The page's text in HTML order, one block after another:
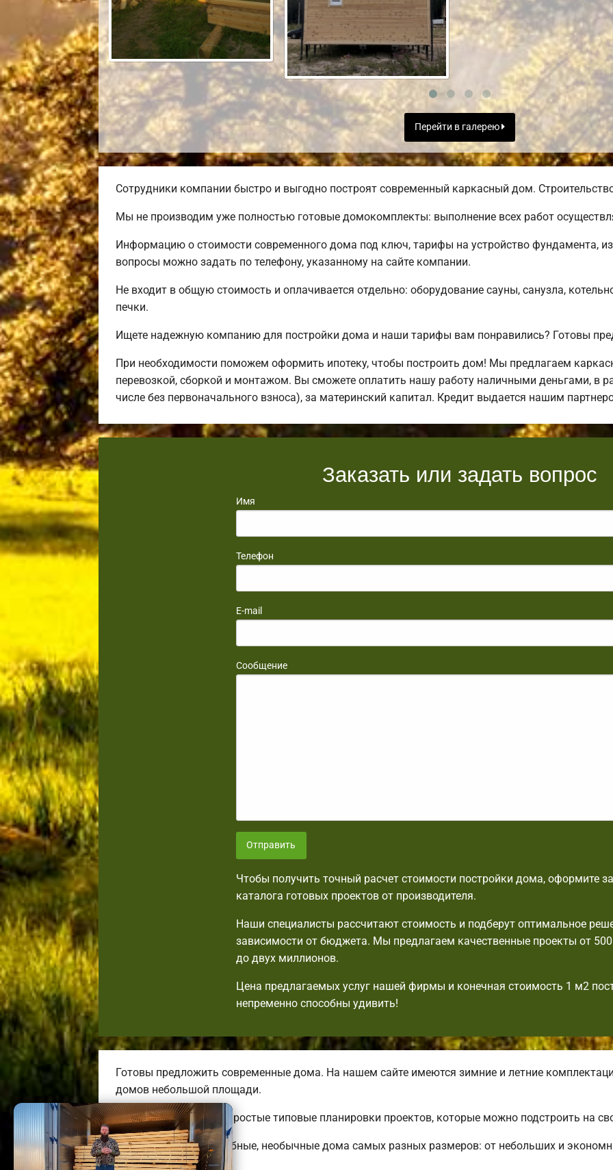
Перейти в галерею
Сотрудники компании быстро и выгодно построят современный каркасный дом.
Мы не производим уже полностью готовые домокомплекты: выполнение всех работ
Информацию о стоимости современного дома под ключ, тарифы на устройство фундамента,
вопросы можно задать по телефону, указанному на сайте компании.
Не входит в общую стоимость и оплачивается отдельно: оборудование сауны, санузла,
печки.
Ищете надежную компанию для постройки дома и наши тарифы вам понравились? Готовы
При необходимости поможем оформить ипотеку, чтобы построить дом! Мы предлагаем
перевозкой, сборкой и монтажом. Вы сможете оплатить нашу работу наличными деньгами, в
числе без первоначального взноса), за материнский капитал. Кредит выдается нашим
Заказать или задать вопрос
Имя
Телефон
E-mail
Сообщение
Отправить
Чтобы получить точный расчет стоимости постройки дома, оформите
каталога готовых проектов от производителя.
Наши специалисты рассчитают стоимость и подберут оптимальное
зависимости от бюджета. Мы предлагаем качественные проекты от
до двух миллионов.
Цена предлагаемых услуг нашей фирмы и конечная стоимость 1 м2
непременно способны удивить!
Готовы предложить современные дома. На нашем сайте имеются зимние и летние
домов небольшой площади.
Вы сможете выбрать простые типовые планировки проектов, которые можно подстроить на
Строим красивые, удобные, необычные дома самых разных размеров: от небольших и